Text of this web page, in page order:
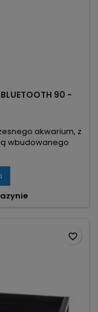
90 -
akwarium, z
wbudowanego
Chihiros" można
upodobań.
słońca dla
favorite_border